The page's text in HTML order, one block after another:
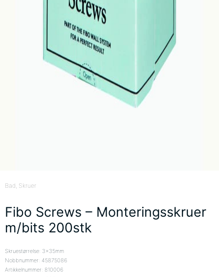
Bad , Skruer
Fibo Screws – Monteringsskruer
m/bits 200stk
Skruestørrelse: 3x35mm
Nobbnummer: 45875086
Artikkelnummer: 810006